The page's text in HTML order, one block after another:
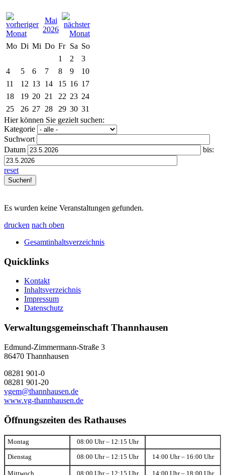
Mai
2026
Mo Di Mi Do Fr Sa So
1
2
3
4
5 6 7 8 9
10
11
12 13 14 15 16 17
18
19 20 21 22 23 24
25
26 27 28 29 30 31
Hier können Sie gezielt suchen:
Kategorie
Suchwort
Datum
bis:
reset
Es wurden keine Veranstaltungen gefunden.
drucken nach oben
Gesamtinhaltsverzeichnis
Quicklinks
Kontakt
Inhaltsverzeichnis
Impressum
Datenschutz
Verwaltungsgemeinschaft Thannhausen
Edmund-Zimmermann-Straße 3
86470 Thannhausen
08281 901-0
08281 901-20
vgem@thannhausen.de
www.vg-thannhausen.de
Öffnungszeiten des Rathauses
Montag 08:00 Uhr – 12:15 Uhr
Dienstag 08:00 Uhr – 12:15 Uhr 14:00 Uhr – 16:00 Uhr